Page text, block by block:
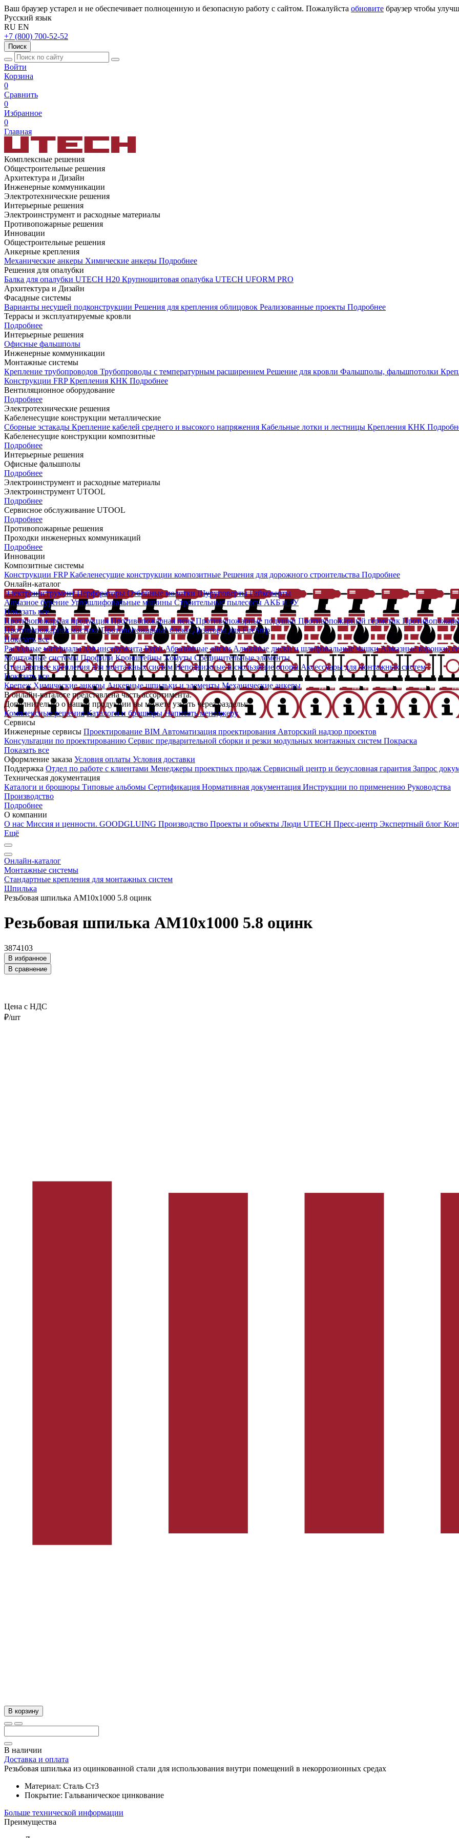
Ваш браузер устарел и не обеспечивает полноценную и безопасную работу с сайтом. Пожалуйста обновите браузер чтобы
Русский язык
RU EN
+7 (800) 700-52-52
Поиск
Войти
Корзина
0
Сравнить
0
Избранное
0
Главная
Комплексные решения
Общестроительные решения
Архитектура и Дизайн
Инженерные коммуникации
Электротехнические решения
Интерьерные решения
Электроинструмент и расходные материалы
Противопожарные решения
Инновации
Общестроительные решения
Анкерные крепления
Механические анкеры Химические анкеры Подробнее
Решения для опалубки
Балка для опалубки UTECH H20 Крупнощитовая опалубка UTECH UFORM PRO
Архитектура и Дизайн
Фасадные системы
Варианты несущей подконструкции Решения для крепления облицовок Реализованные проекты Подробнее
Террасы и эксплуатируемые кровли
Подробнее
Интерьерные решения
Офисные фальшполы
Инженерные коммуникации
Монтажные системы
Крепление трубопроводов Трубопроводы с температурным расширением Решение для кровли Фальшполы, фальшпотолки
Конструкции FRPКрепления КНК Подробнее
Вентиляционное оборудование
Подробнее
Электротехнические решения
Кабеленесущие конструкции металлические
Сборные эстакады Крепление кабелей среднего и высокого напряжения Кабельные лотки и лестницы Крепления КНК
Кабеленесущие конструкции композитные
Подробнее
Интерьерные решения
Офисные фальшполы
Подробнее
Электроинструмент и расходные материалы
Электроинструмент UTOOL
Подробнее
Сервисное обслуживание UTOOL
Подробнее
Противопожарные решения
Проходки инженерных коммуникаций
Подробнее
Инновации
Композитные системы
Конструкции FRPКабеленесущие конструкции композитные Решения для дорожного строительства Подробнее
Онлайн-каталог
ЭлектроинструментПерфораторы Отбойные молотки ШуруповертыГайковерты
Алмазное бурение Углошлифовальные машины Строительные пылесосы АКБ и ЗУ
Показать все
Противопожарная продукция Противопожарная пенаПротивопожарные подушки Противопожарный герметик
Противопожарная мастикаПротивопожарные блоки Дозаторы для FireStop
Показать все
Расходные материалы для инструментаБурыАбразивные дискиАлмазные диски и шлифовальные чашкиАлмазные коронки,
Монтажные системы Профили КронштейныХомуты Соединительные элементы
Стандартные крепления для монтажных систем Неподвижные и скользящие опоры Аксессуары для монтажных систем
Показать все
КрепежХимические анкеры Анкерные шпильки и элементыМеханические анкеры
В онлайн-каталоге представлена часть ассортимента.
Дополнительно о нашей продукции вы можете узнать через разделы:
Комплексные решения Каталоги и брошюры Написать менеджеру
Сервисы
Инженерные сервисы Проектирование BIM Автоматизация проектирования Авторский надзор проектов
Консультации по проектированию Сервис предварительной сборки и резки модульных монтажных систем Покраска
Показать все
Оформление заказа Условия оплаты Условия доставки
Поддержка Отдел по работе с клиентами Менеджеры проектных продаж Сервисный центр и безусловная гарантия Запрос
Техническая документация
Каталоги и брошюры Типовые альбомы Сертификация Нормативная документация Инструкции по применению Руководства
Производство
Подробнее
О компании
О нас Миссия и ценности. GOODGLUING Производство Проекты и объекты Люди UTECH Пресс-центр Экспертный блог
Ещё
Онлайн-каталог
Монтажные системы
Стандартные крепления для монтажных систем
Шпилька
Резьбовая шпилька AM10x1000 5.8 оцинк
Резьбовая шпилька AM10x1000 5.8 оцинк
3874103
В избранное
В сравнение
Цена с НДС
₽/шт
В корзину
В наличии
Доставка и оплата
Резьбовая шпилька из оцинкованной стали для использования внутри помещений в некоррозионных средах
Материал: Сталь Ст3
Покрытие: Гальваническое цинкование
Больше технической информации
Преимущества